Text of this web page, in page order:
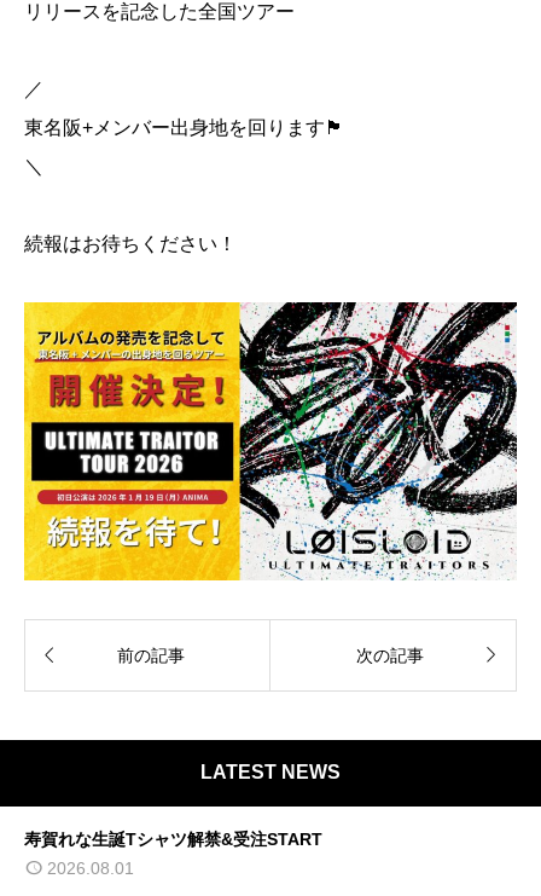
リリースを記念した全国ツアー
／
東名阪+メンバー出身地を回ります🏴
＼
続報はお待ちください！
 前の記事 次の記事 
LATEST NEWS
寿賀れな生誕Tシャツ解禁&受注START
2026.08.01